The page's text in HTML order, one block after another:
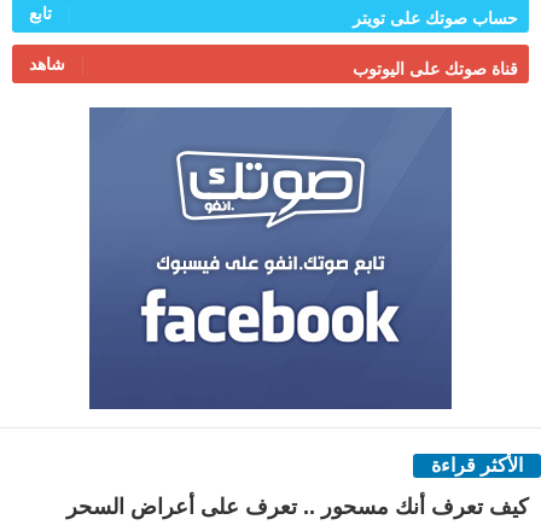
حساب صوتك على تويتر تابع
قناة صوتك على اليوتوب شاهد
الأكثر قراءة
كيف تعرف أنك مسحور .. تعرف على أعراض السحر